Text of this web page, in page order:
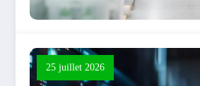
25 juillet 2026